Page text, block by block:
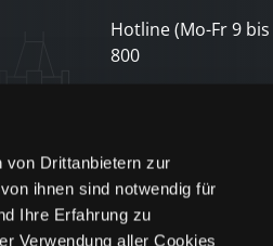
von Drittanbietern zur
ihnen sind notwendig für
Ihre Erfahrung zu
Verwendung aller Cookies
Hotline (Mo-Fr 9
800
und keine
jetzt abonnieren